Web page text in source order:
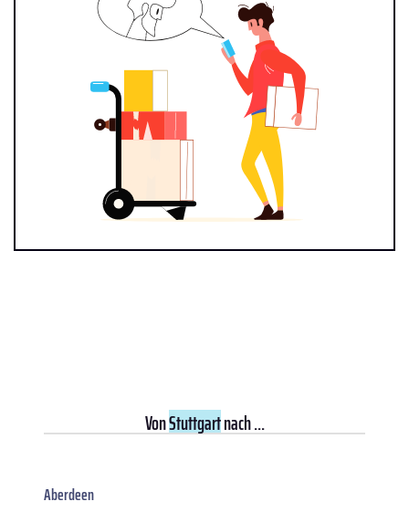
VonStuttgartnach ...
Aberdeen